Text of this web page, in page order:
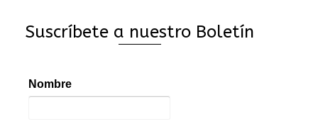
Suscríbete a nuestro Boletín
Nombre